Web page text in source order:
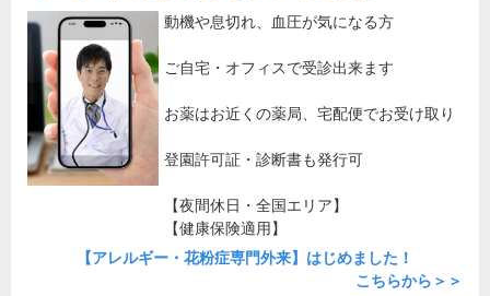
動機や息切れ、血圧が気になる方
ご自宅・オフィスで受診出来ます
お薬はお近くの薬局、宅配便でお受け取り
登園許可証・診断書も発行可
【夜間休日・全国エリア】
【健康保険適用】
【アレルギー・花粉症専門外来】はじめました！
こちらから＞＞